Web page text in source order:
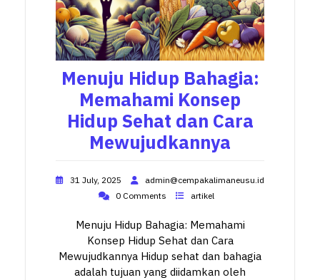
Menuju Hidup Bahagia:
Memahami Konsep
Hidup Sehat dan Cara
Mewujudkannya
31 July, 2025
admin@cempakalimaneusu.id
0 Comments
artikel
Menuju Hidup Bahagia: Memahami
Konsep Hidup Sehat dan Cara
Mewujudkannya Hidup sehat dan bahagia
adalah tujuan yang diidamkan oleh